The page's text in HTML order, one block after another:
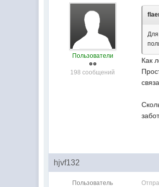
Пользователи
198 сообщений
Для
Как
hjvf132
Пользователь